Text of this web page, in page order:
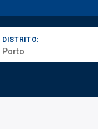
DISTRITO:
Porto